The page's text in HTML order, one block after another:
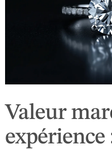
Valeur
expérience